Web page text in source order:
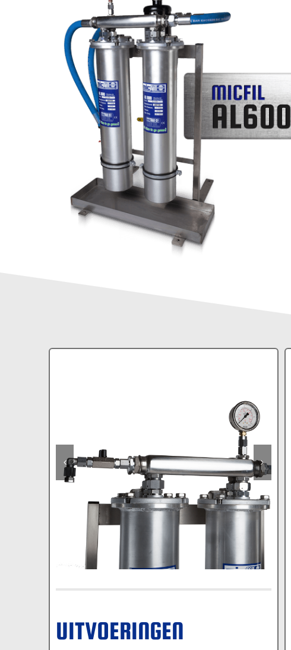
UITVOERINGEN